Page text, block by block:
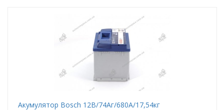
Акумулятор Bosch 12В/74Аг/680А/17,54кг